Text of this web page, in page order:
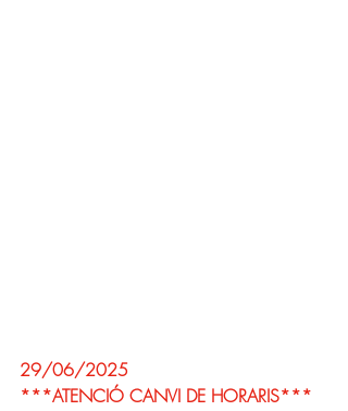
29/06/2025
***ATENCIÓ CANVI DE HORARIS***